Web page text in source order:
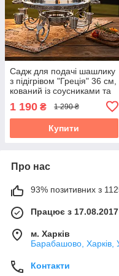
Садж для подачі шашлику
з підігрівом "Греція" 36 см,
кований із соусниками та
1 190 ₴ 1 290 ₴
Купити
Про нас
93% позитивних з
Працює з 17.08.2017
м. Харків
Барабашово, Харків,
Контакти